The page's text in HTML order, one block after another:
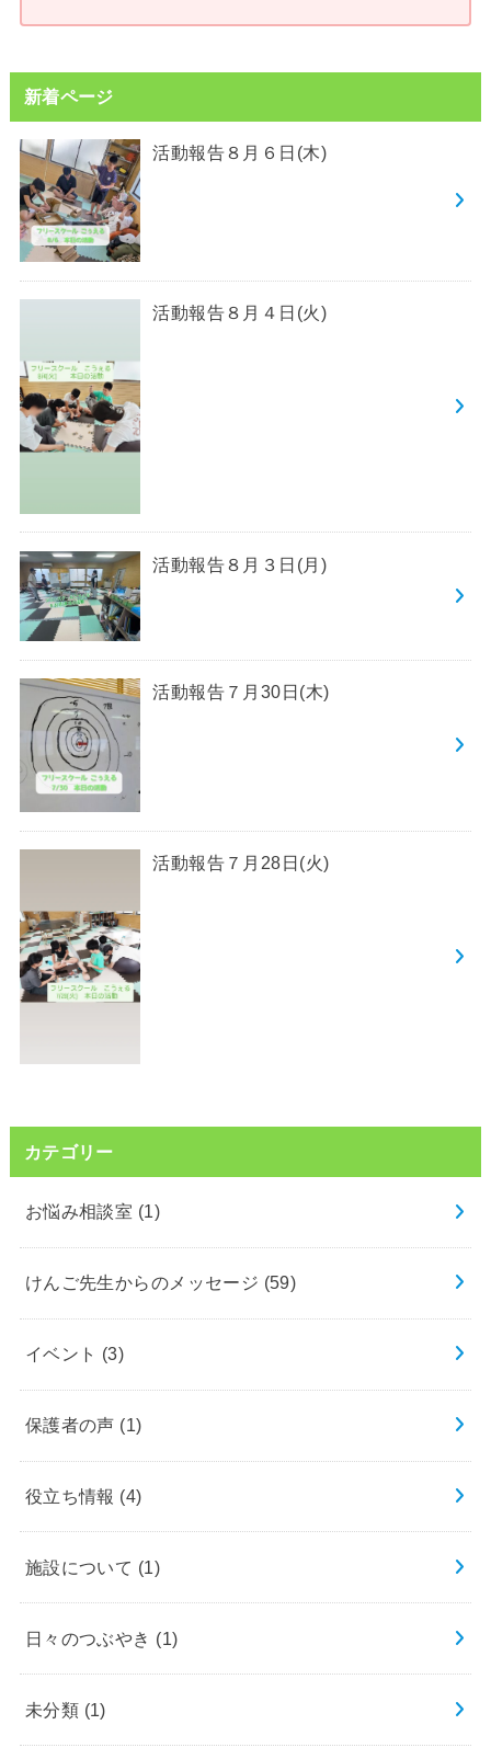
新着ページ
活動報告８月６日(木)
活動報告８月４日(火)
活動報告８月３日(月)
活動報告７月30日(木)
活動報告７月28日(火)
カテゴリー
お悩み相談室 (1)
けんご先生からのメッセージ (59)
イベント (3)
保護者の声 (1)
役立ち情報 (4)
施設について (1)
日々のつぶやき (1)
未分類 (1)